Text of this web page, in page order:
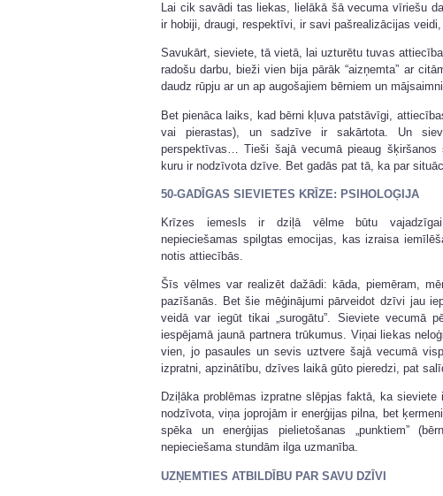
Lai cik savādi tas liekas, lielākā šā vecuma vīriešu
ir hobiji, draugi, respektīvi, ir savi pašrealizācijas
Savukārt, sieviete, tā vietā, lai uzturētu tuvas
radošu darbu, bieži vien bija pārāk “aizņemta” ar
daudz rūpju ar un ap augošajiem bērniem un
Bet pienāca laiks, kad bērni kļuva patstāvīgi,
vai pierastas), un sadzīve ir sakārtota. Un
perspektīvas… Tieši šajā vecumā pieaug
kuru ir nodzīvota dzīve. Bet gadās pat tā, ka par
50-GADĪGAS SIEVIETES KRĪZE: PSIHOLOĢIJA
Krīzes iemesls ir dziļā vēlme būtu
nepieciešamas spilgtas emocijas, kas izraisa
notis attiecībās.
Šīs vēlmes var realizēt dažādi: kāda, piemēram,
pazīšanās. Bet šie mēģinājumi pārveidot dzīvi jau
veidā var iegūt tikai „surogātu”. Sieviete vecumā
iespējamā jaunā partnera trūkumus. Viņai liekas
vien, jo pasaules un sevis uztvere šajā vecumā
izpratni, apzinātību, dzīves laikā gūto pieredzi, pat
Dziļāka problēmas izpratne slēpjas faktā, ka
nodzīvota, viņa joprojām ir enerģijas pilna, bet
spēka un enerģijas pielietošanas „punktiem”
nepieciešama stundām ilga uzmanība.
UZŅEMTIES ATBILDĪBU PAR SAVU DZĪVI